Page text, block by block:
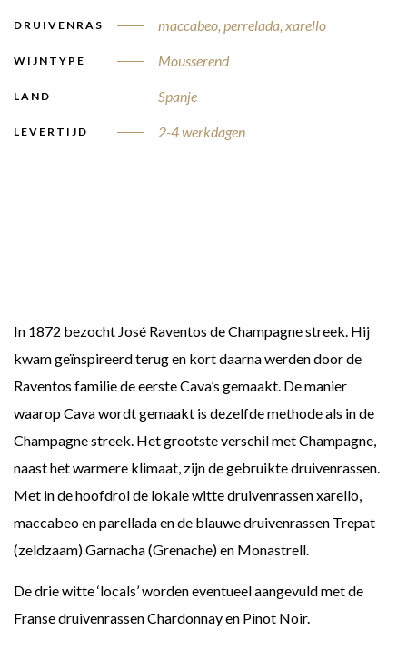
DRUIVENRAS maccabeo, perrelada, xarello
WIJNTYPE Mousserend
LAND Spanje
LEVERTIJD 2-4 werkdagen
In 1872 bezocht José Raventos de Champagne streek. Hij
kwam geïnspireerd terug en kort daarna werden door de
Raventos familie de eerste Cava’s gemaakt. De manier
waarop Cava wordt gemaakt is dezelfde methode als in de
Champagne streek. Het grootste verschil met Champagne,
naast het warmere klimaat, zijn de gebruikte druivenrassen.
Met in de hoofdrol de lokale witte druivenrassen xarello,
maccabeo en parellada en de blauwe druivenrassen Trepat
(zeldzaam) Garnacha (Grenache) en Monastrell.
De drie witte ‘locals’ worden eventueel aangevuld met de
Franse druivenrassen Chardonnay en Pinot Noir.